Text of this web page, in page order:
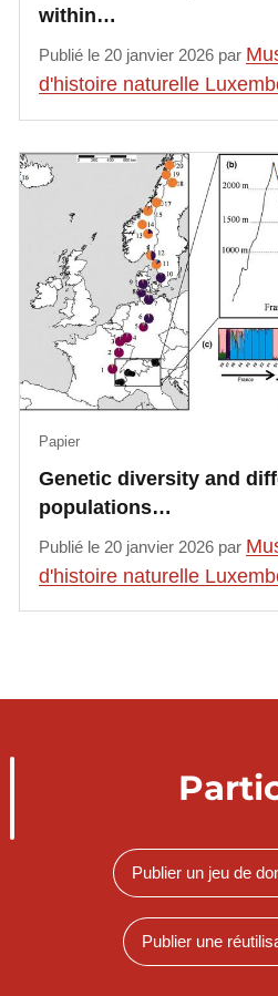
within…
Publié le 20 janvier 2026 par
d'histoire naturelle
Genetic diversity and
populations…
Papier
Publié le 20 janvier 2026 par
d'histoire naturelle
Publier un jeu de
Publier une